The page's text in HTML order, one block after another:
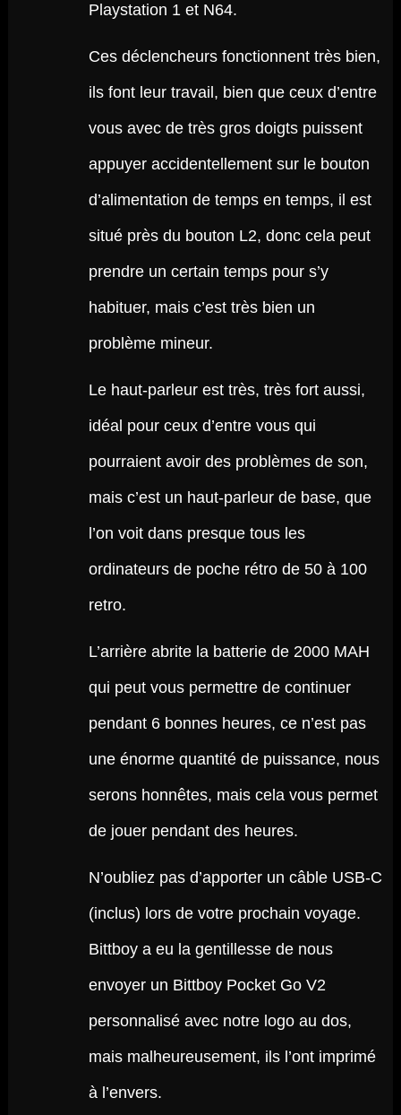
Playstation 1 et N64.
Ces déclencheurs fonctionnent très bien,
ils font leur travail, bien que ceux d’entre
vous avec de très gros doigts puissent
appuyer accidentellement sur le bouton
d’alimentation de temps en temps, il est
situé près du bouton L2, donc cela peut
prendre un certain temps pour s’y
habituer, mais c’est très bien un
problème mineur.
Le haut-parleur est très, très fort aussi,
idéal pour ceux d’entre vous qui
pourraient avoir des problèmes de son,
mais c’est un haut-parleur de base, que
l’on voit dans presque tous les
ordinateurs de poche rétro de 50 à 100
retro.
L’arrière abrite la batterie de 2000 MAH
qui peut vous permettre de continuer
pendant 6 bonnes heures, ce n’est pas
une énorme quantité de puissance, nous
serons honnêtes, mais cela vous permet
de jouer pendant des heures.
N’oubliez pas d’apporter un câble USB-C
(inclus) lors de votre prochain voyage.
Bittboy a eu la gentillesse de nous
envoyer un Bittboy Pocket Go V2
personnalisé avec notre logo au dos,
mais malheureusement, ils l’ont imprimé
à l’envers.